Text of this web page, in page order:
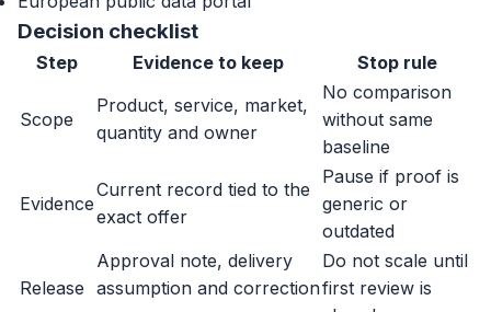
Decision checklist
Step Evidence to keep Stop rule
Scope
Product, service, market,
quantity and owner
No comparison
without same
baseline
Evidence
Current record tied to the
exact offer
Pause if proof is
generic or
outdated
Release
Approval note, delivery
assumption and correction
Do not scale until
first review is